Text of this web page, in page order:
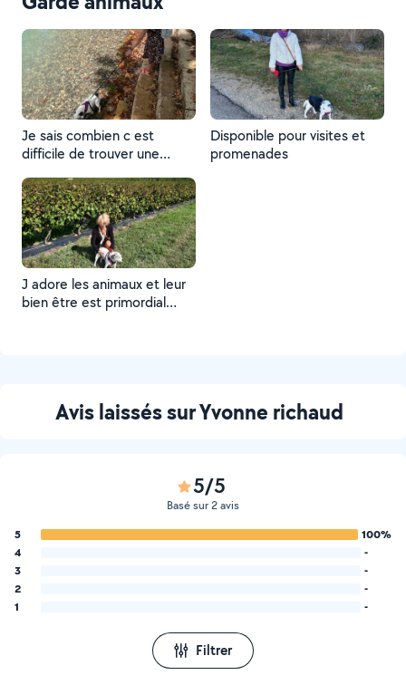
Je sais combien c est
difficile de trouver une
nos animaux quand on s
absente .je suis à la retraite
et disponible
Disponible pour visites et
promenades
J adore les animaux et leur
bien être est primordial
Avis laissés sur Yvonne richaud
5/5
Basé sur 2 avis
5
100%
4
-
3
-
2
-
1
-
Filtrer